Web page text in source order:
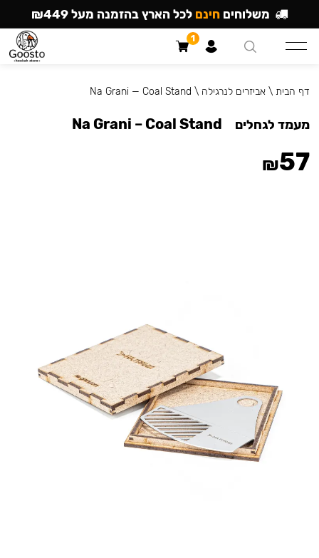
דף הבית \אביזרים לנרגילה \
Na Grani — Coal Stand
מעמד לגחלים Na Grani – Coal Stand
₪57
משלוחים חינם לכל הארץ בהזמנה מעל ₪449
1